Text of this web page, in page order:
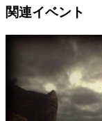
関連イベント